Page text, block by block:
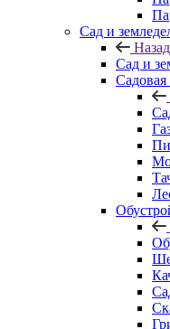
Сад и
Назад
Сад и
Садовая